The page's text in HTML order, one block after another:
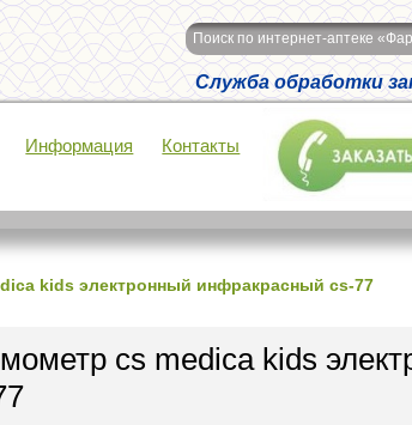
Поиск по интернет-аптеке
Служба обработки
Информация Контакты
kids электронный инфракрасный cs-77
cs medica kids